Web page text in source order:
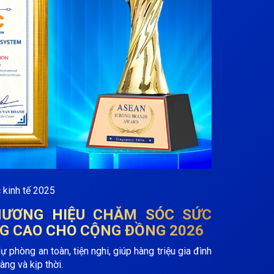
HIỆU CHĂM SÓC SỨC
CAO CHO CỘNG ĐỒNG 2026
phòng an toàn, tiện nghi, giúp hàng triệu gia đình
và kịp thời.